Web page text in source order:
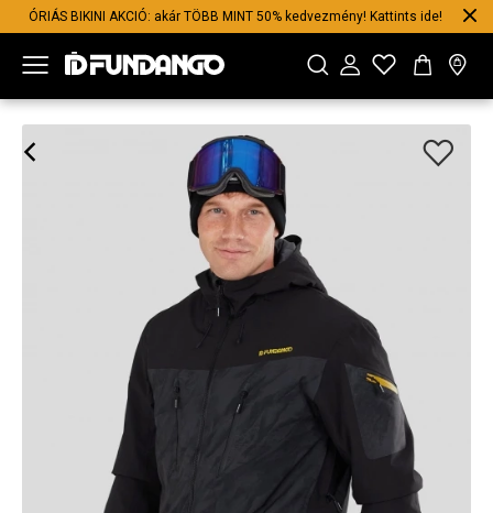
ÓRIÁS BIKINI AKCIÓ: akár TÖBB MINT 50% kedvezmény! Kattints ide!